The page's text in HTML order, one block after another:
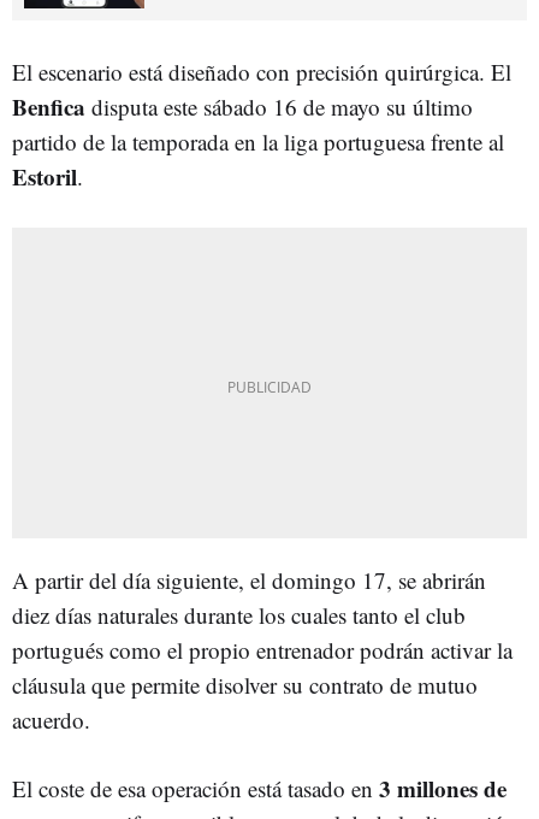
El escenario está diseñado con precisión quirúrgica. El
Benfica disputa este sábado 16 de mayo su último
partido de la temporada en la liga portuguesa frente al
Estoril.
A partir del día siguiente, el domingo 17, se abrirán
diez días naturales durante los cuales tanto el club
portugués como el propio entrenador podrán activar la
cláusula que permite disolver su contrato de mutuo
acuerdo.
El coste de esa operación está tasado en 3 millones de